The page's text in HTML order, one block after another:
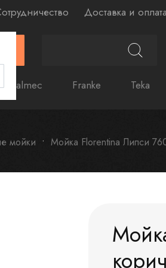
Доставка и оплата
Falmec Franke Teka
мойки Мойка Florentina Липси